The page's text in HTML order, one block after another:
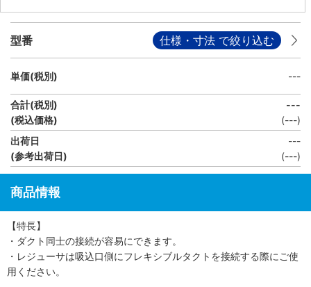
型番 仕様・寸法 で絞り込む
単価(税別) ---
合計(税別)
(税込価格)
---
(---)
出荷日
(参考出荷日)
---
(---)
商品情報
【特長】
・ダクト同士の接続が容易にできます。
・レジューサは吸込口側にフレキシブルタクトを接続する際にご使
用ください。